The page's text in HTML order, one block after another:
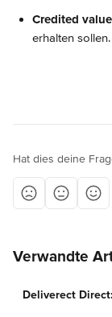
Credited value
erhalten sollen.
Hat dies deine
Verwandte